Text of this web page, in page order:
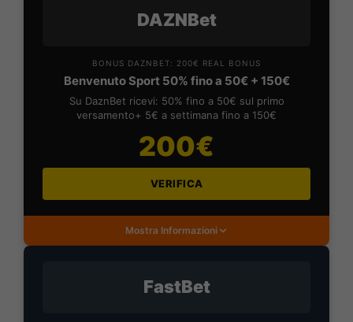
DAZNBet
BONUS DAZNBET: 200€ REAL BONUS
Benvenuto Sport 50% fino a 50€ + 150€
Su DaznBet ricevi: 50% fino a 50€ sul primo
versamento+ 5€ a settimana fino a 150€
200€
VERIFICA
Mostra Informazioni
FastBet